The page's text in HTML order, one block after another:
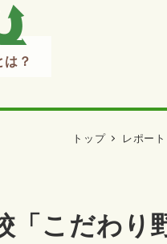
は？
トップ レポート
「こだわ